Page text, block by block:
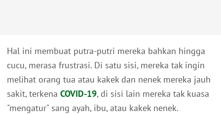
Hal ini membuat putra-putri mereka bahkan hingga
cucu, merasa frustrasi. Di satu sisi, mereka tak ingin
melihat orang tua atau kakek dan nenek mereka jauh
sakit, terkena COVID-19, di sisi lain mereka tak kuasa
"mengatur" sang ayah, ibu, atau kakek nenek.